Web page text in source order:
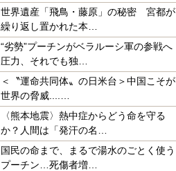
世界遺産「飛鳥・藤原」の秘密 宮都が
繰り返し置かれた本…
“劣勢”プーチンがベラルーシ軍の参戦へ
圧力、それでも独…
＜〝運命共同体〟の日米台＞中国こそが
世界の脅威....…
〈熊本地震〉熱中症からどう命を守る
か？人間は「発汗の名…
国民の命まで、まるで湯水のごとく使う
プーチン…死傷者増…